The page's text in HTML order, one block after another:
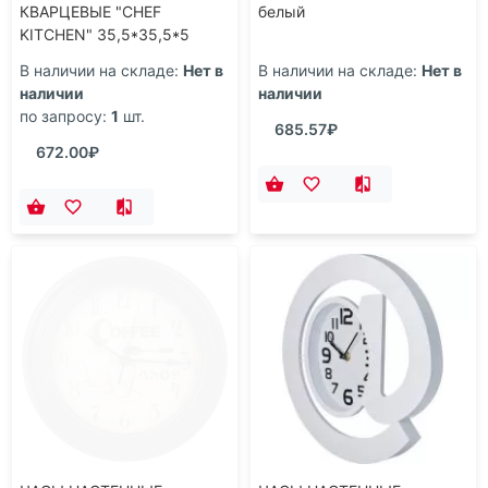
КВАРЦЕВЫЕ "CHEF
KITCHEN" 35,5*35,5*5
ЦИФЕРБЛАТА=31 СМ.
(КОР=6ШТ.)
В наличии на складе: Нет в
наличии
по запросу: 1 шт.
672.00₽
белый
В наличии на складе: Нет в
наличии
685.57₽